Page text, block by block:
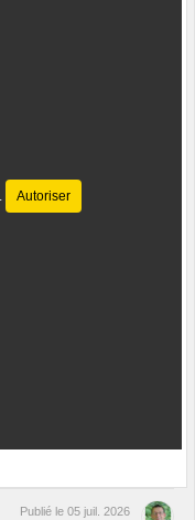
Autoriser
Publié le 05 juil. 2026